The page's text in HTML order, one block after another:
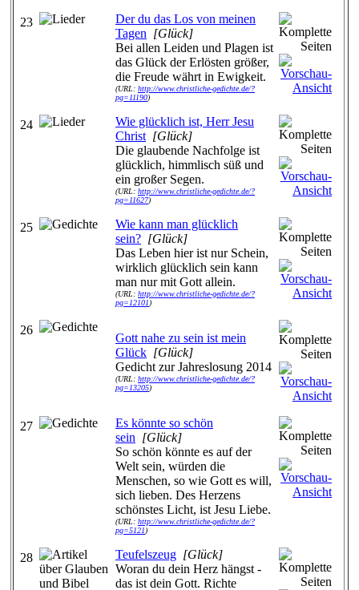
23
Der du das Los von meinen
Tagen [Glück]
Bei allen Leiden und Plagen ist
das Glück der Erlösten größer,
die Freude währt in Ewigkeit.
(URL: http://www.christliche-gedichte.de/?
pg=11190)
24
Wie glücklich ist, Herr Jesu
Christ [Glück]
Die glaubende Nachfolge ist
glücklich, himmlisch süß und
ein großer Segen.
(URL: http://www.christliche-gedichte.de/?
pg=11627)
25
Wie kann man glücklich
sein? [Glück]
Das Leben hier ist nur Schein,
wirklich glücklich sein kann
man nur mit Gott allein.
(URL: http://www.christliche-gedichte.de/?
pg=12101)
26
Gott nahe zu sein ist mein
Glück [Glück]
Gedicht zur Jahreslosung 2014
(URL: http://www.christliche-gedichte.de/?
pg=13205)
27
Es könnte so schön
sein [Glück]
So schön könnte es auf der
Welt sein, würden die
Menschen, so wie Gott es will,
sich lieben. Des Herzens
schönstes Licht, ist Jesu Liebe.
(URL: http://www.christliche-gedichte.de/?
pg=5121)
28 Teufelszeug [Glück]
Woran du dein Herz hängst -
das ist dein Gott. Richte